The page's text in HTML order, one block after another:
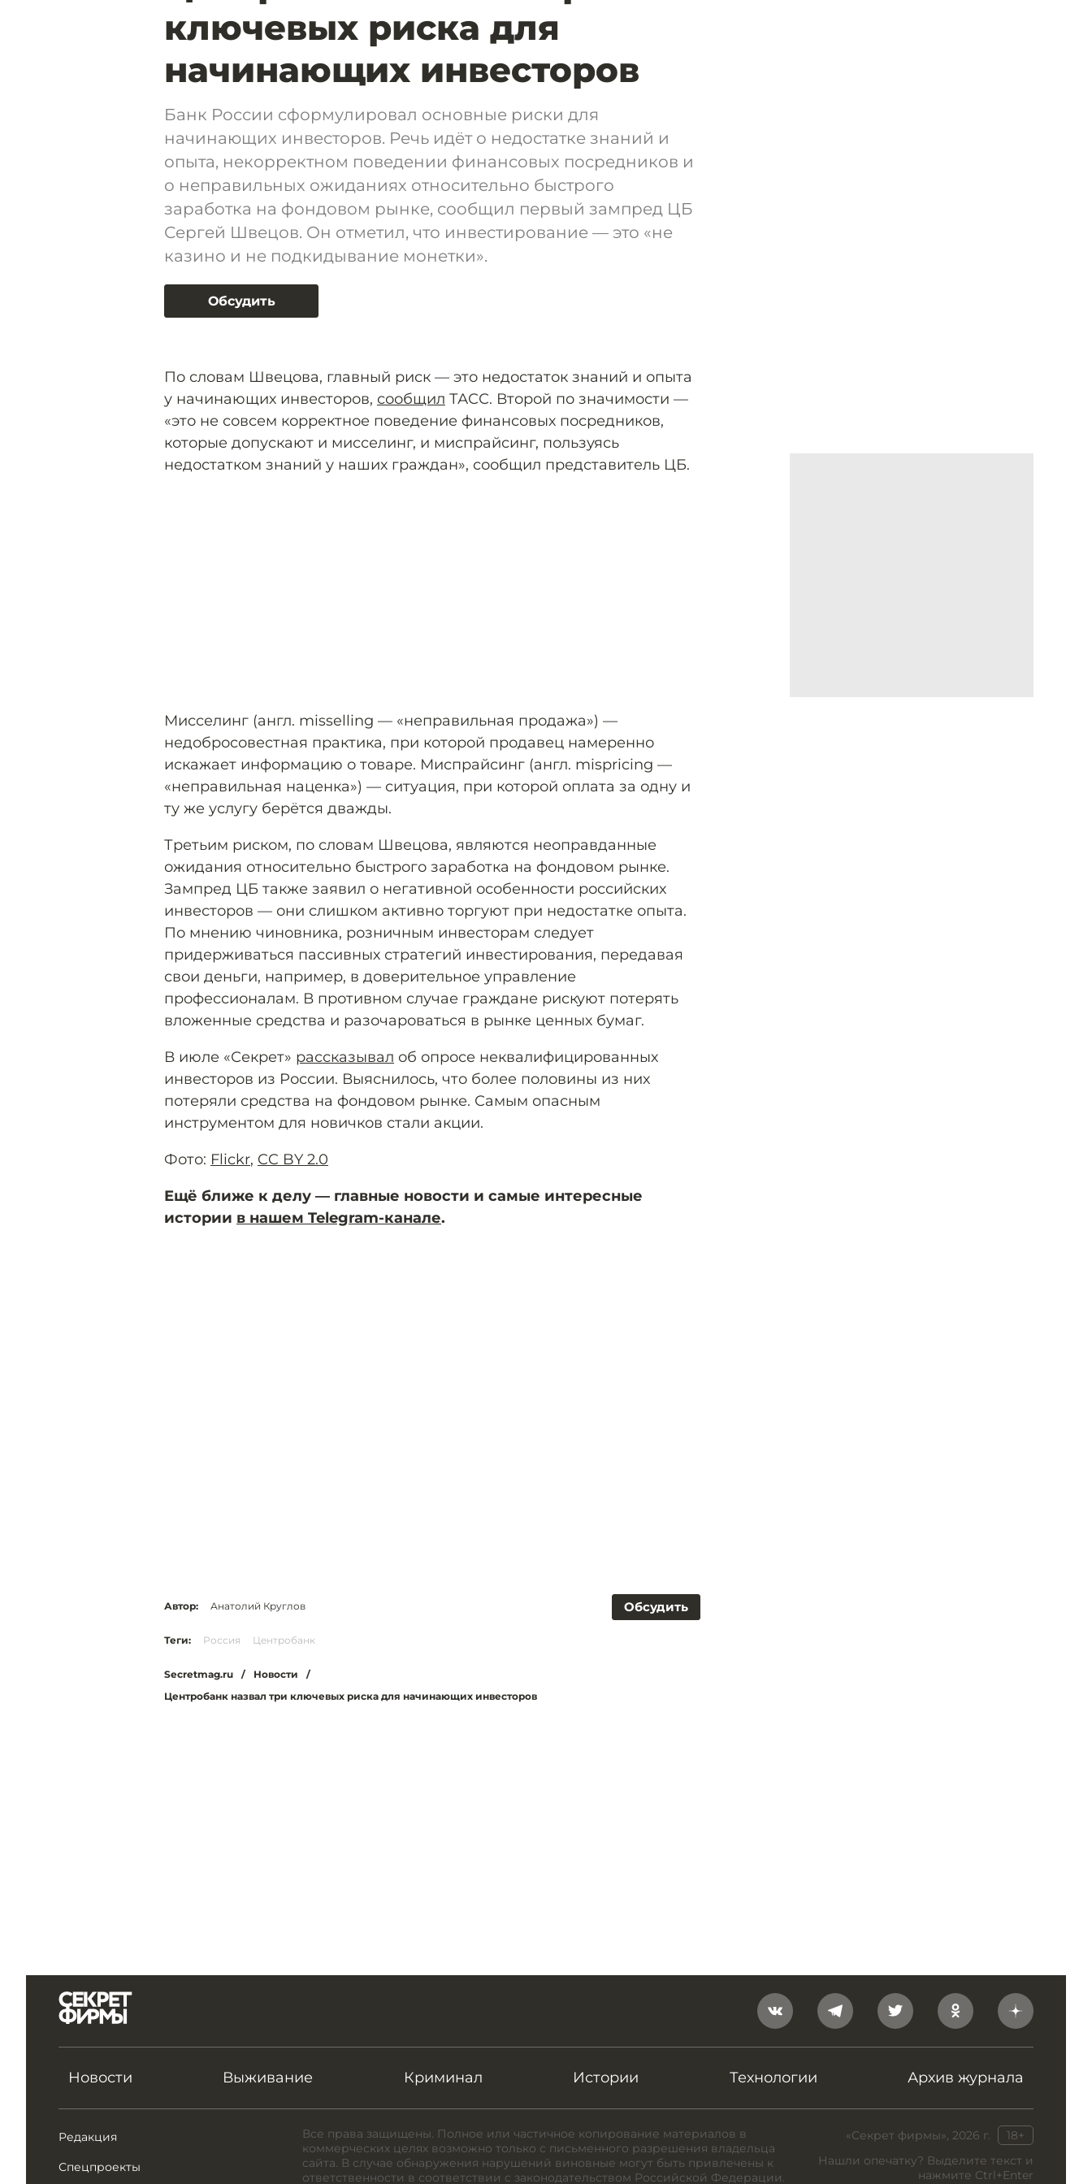
ключевых риска для
начинающих инвесторов
Банк России сформулировал основные риски для
начинающих инвесторов. Речь идёт о недостатке знаний и
опыта, некорректном поведении финансовых посредников и
о неправильных ожиданиях относительно быстрого
заработка на фондовом рынке, сообщил первый зампред ЦБ
Сергей Швецов. Он отметил, что инвестирование — это «не
казино и не подкидывание монетки».
Обсудить
По словам Швецова, главный риск — это недостаток знаний и опыта
у начинающих инвесторов, сообщил ТАСС. Второй по значимости —
«это не совсем корректное поведение финансовых посредников,
которые допускают и мисселинг, и миспрайсинг, пользуясь
недостатком знаний у наших граждан», сообщил представитель ЦБ.
Мисселинг (англ. misselling — «неправильная продажа») —
недобросовестная практика, при которой продавец намеренно
искажает информацию о товаре. Миспрайсинг (англ. mispricing —
«неправильная наценка») — ситуация, при которой оплата за одну и
ту же услугу берётся дважды.
Третьим риском, по словам Швецова, являются неоправданные
ожидания относительно быстрого заработка на фондовом рынке.
Зампред ЦБ также заявил о негативной особенности российских
инвесторов — они слишком активно торгуют при недостатке опыта.
По мнению чиновника, розничным инвесторам следует
придерживаться пассивных стратегий инвестирования, передавая
свои деньги, например, в доверительное управление
профессионалам. В противном случае граждане рискуют потерять
вложенные средства и разочароваться в рынке ценных бумаг.
В июле «Секрет» рассказывал об опросе неквалифицированных
инвесторов из России. Выяснилось, что более половины из них
потеряли средства на фондовом рынке. Самым опасным
инструментом для новичков стали акции.
Фото: Flickr, CC BY 2.0
Ещё ближе к делу — главные новости и самые интересные
истории в нашем Telegram-канале.
Обсудить
Автор: Анатолий Круглов
Теги: Россия Центробанк
Secretmag.ru / Новости
/
Центробанк назвал три ключевых риска для начинающих инвесторов
Новости Выживание Криминал Истории Технологии Архив журнала
Редакция
Спецпроекты
«Секрет фирмы», 2026 г.
18+
Нашли опечатку? Выделите текст и
нажмите Ctrl+Enter
Все права защищены. Полное или частичное копирование материалов в
коммерческих целях возможно только с письменного разрешения владельца
сайта. В случае обнаружения нарушений виновные могут быть привлечены к
ответственности в соответствии с законодательством Российской Федерации.